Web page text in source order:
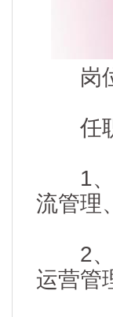
岗位
任职
1、
流管理
2、3
运营管